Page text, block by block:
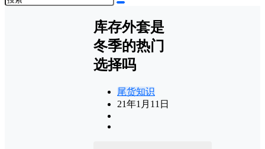
库存外套是
冬季的热门
选择吗
尾货知识
21年1月11日